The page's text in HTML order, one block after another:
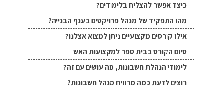
כיצד אפשר להצליח בלימודים?
מהו התפקיד של מנהל פרויקטים בענף הבנייה?
אילו קורסים מקצועיים ניתן למצוא אצלנו?
סיום הקורס בבית ספר למקצועות האש
לימודי הנהלת חשבונות, מה עושים עם זה?
רוצים לדעת כמה מרוויח מנהל חשבונות?